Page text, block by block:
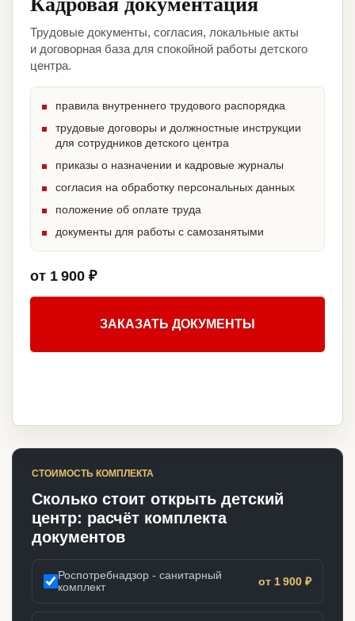
Трудовые документы, согласия, локальные акты
и договорная база для спокойной работы детского
центра.
правила внутреннего трудового распорядка
трудовые договоры и должностные инструкции
для сотрудников детского центра
приказы о назначении и кадровые журналы
согласия на обработку персональных данных
положение об оплате труда
документы для работы с самозанятыми
от 1 900 ₽
ЗАКАЗАТЬ ДОКУМЕНТЫ
СТОИМОСТЬ КОМПЛЕКТА
Сколько стоит открыть детский
центр: расчёт комплекта
документов
Роспотребнадзор - санитарный
комплект
от 1 900 ₽